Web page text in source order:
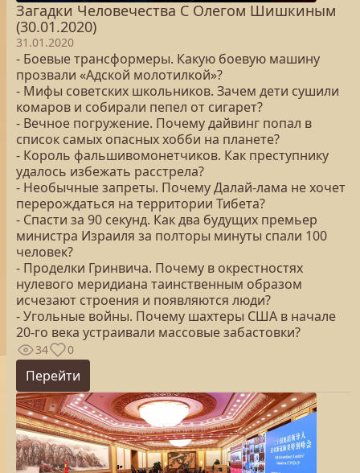
Загадки Человечества С Олегом Шишкиным
(30.01.2020)
31.01.2020
- Боевые трансформеры. Какую боевую машину
прозвали «Адской молотилкой»?
- Мифы советских школьников. Зачем дети сушили
комаров и собирали пепел от сигарет?
- Вечное погружение. Почему дайвинг попал в
список самых опасных хобби на планете?
- Король фальшивомонетчиков. Как преступнику
удалось избежать расстрела?
- Необычные запреты. Почему Далай-лама не хочет
перерождаться на территории Тибета?
- Спасти за 90 секунд. Как два будущих премьер
министра Израиля за полторы минуты спали 100
человек?
- Проделки Гринвича. Почему в окрестностях
нулевого меридиана таинственным образом
исчезают строения и появляются люди?
- Угольные войны. Почему шахтеры США в начале
20-го века устраивали массовые забастовки?
34 0
Перейти